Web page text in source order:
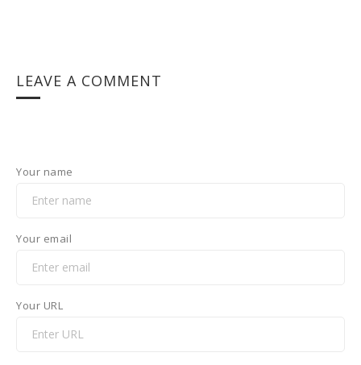
LEAVE A COMMENT
Your name
Your email
Your URL